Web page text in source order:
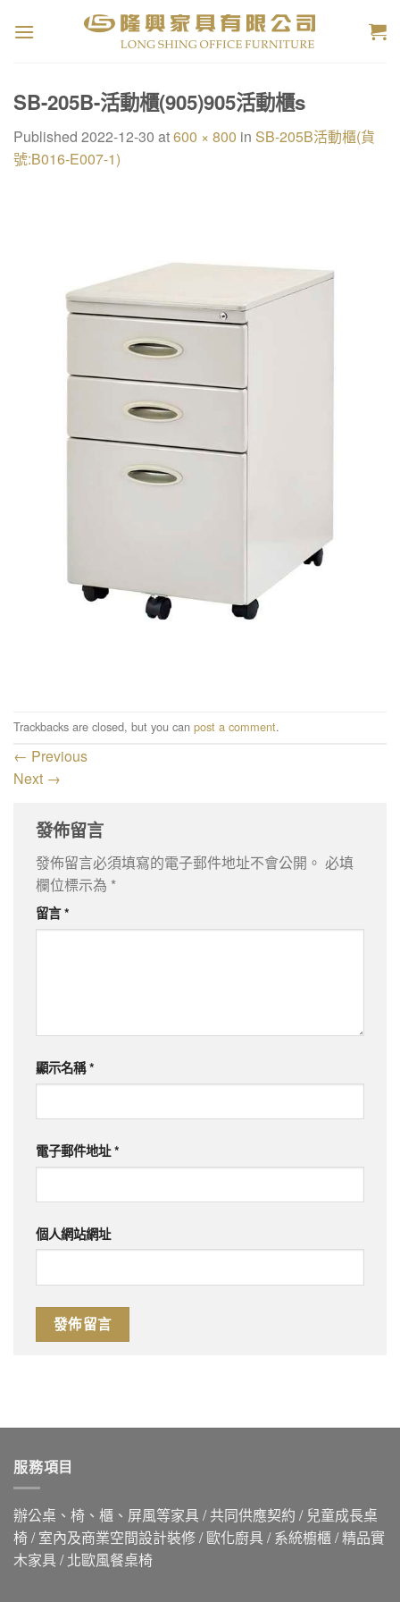
SB-205B-活動櫃(905)905活動櫃s
Published 2022-12-30 at600 × 800 in SB-205B活動櫃(貨
號:B016-E007-1)
Trackbacks are closed, but you can post a comment.
← Previous
Next →
發佈留言
發佈留言必須填寫的電子郵件地址不會公開。 必填
欄位標示為 *
留言*
顯示名稱*
電子郵件地址*
個人網站網址
服務項目
辦公桌、椅、櫃、屏風等家具 / 共同供應契約 / 兒童成長桌
椅 / 室內及商業空間設計裝修 / 歐化廚具 / 系統櫥櫃 / 精品實
木家具 / 北歐風餐桌椅